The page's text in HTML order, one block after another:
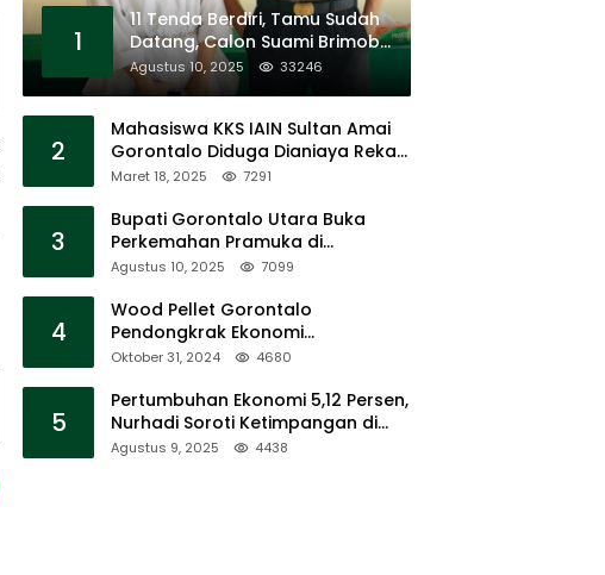
1
11 Tenda Berdiri, Tamu Sudah
Datang, Calon Suami Brimob
Tak Pernah Muncul
Agustus 10, 2025 33246
2
Mahasiswa KKS IAIN Sultan Amai
Gorontalo Diduga Dianiaya Rekan
Sendiri di Popayato Barat
Maret 18, 2025 7291
3
Bupati Gorontalo Utara Buka
Perkemahan Pramuka di
Sumalata
Agustus 10, 2025 7099
4
Wood Pellet Gorontalo
Pendongkrak Ekonomi
Masyarakat Dan Mendorong
Oktober 31, 2024 4680
5
Pertumbuhan Ekonomi 5,12 Persen,
Nurhadi Soroti Ketimpangan di
Lapangan
Agustus 9, 2025 4438